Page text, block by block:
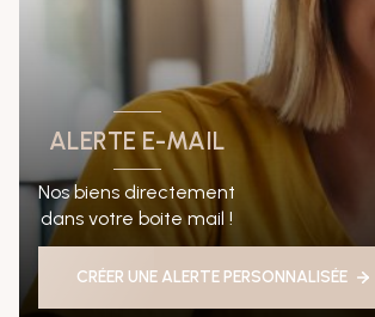
ALERTE E-MAIL
Nos biens directement
dans votre boite mail !
CRÉER UNE ALERTE PERSONNALISÉE